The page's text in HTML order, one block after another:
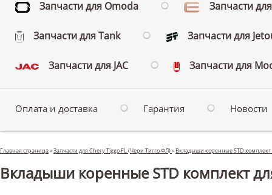
Запчасти для Omoda Запчасти
Запчасти для Tank Запчасти для
Запчасти для JAC Запчасти для
Оплата и доставка Гарантия Новости
Главная страница»Запчасти для Chery Tiggo FL (Чери Тигго ФЛ)» Вкладыши коренные STD комплект
Вкладыши коренные STD комплект